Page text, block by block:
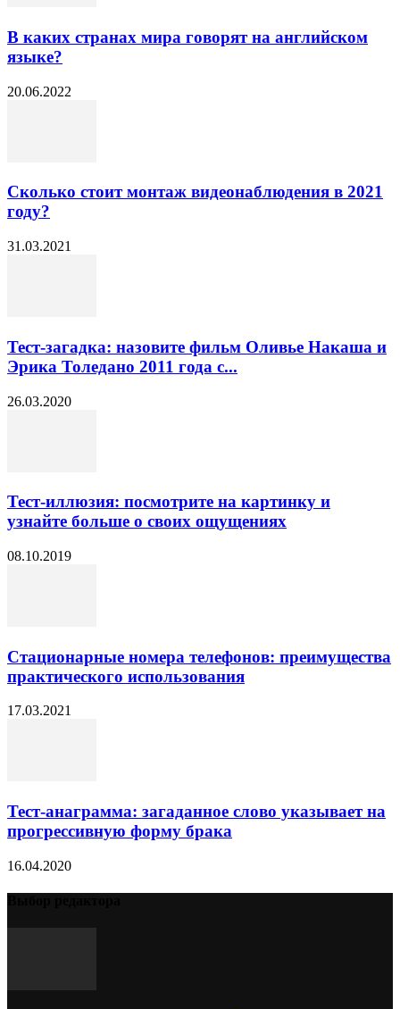
В каких странах мира говорят на английском
языке?
20.06.2022
Сколько стоит монтаж видеонаблюдения в 2021
году?
31.03.2021
Тест-загадка: назовите фильм Оливье Накаша и
Эрика Толедано 2011 года с...
26.03.2020
Тест-иллюзия: посмотрите на картинку и
узнайте больше о своих ощущениях
08.10.2019
Стационарные номера телефонов: преимущества
практического использования
17.03.2021
Тест-анаграмма: загаданное слово указывает на
прогрессивную форму брака
16.04.2020